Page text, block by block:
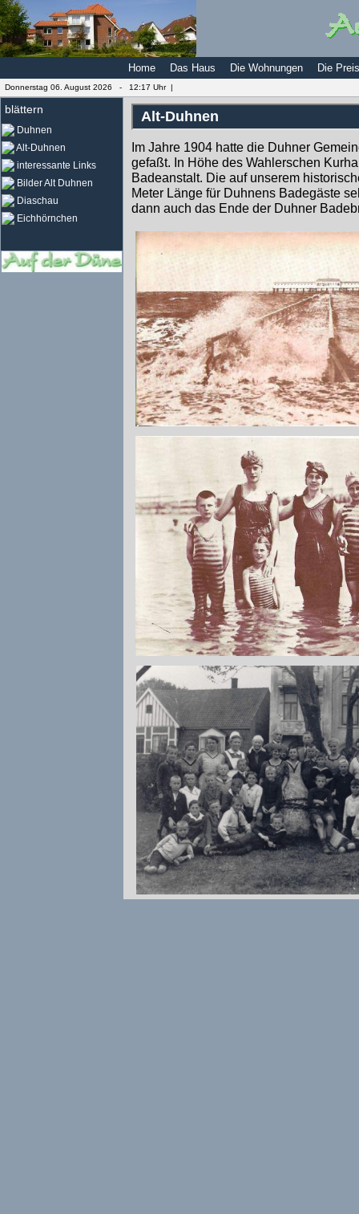
Home Das Haus Die Wohnungen Die
Donnerstag 06. August 2026 - 12:17 Uhr |
blättern
Duhnen
Alt-Duhnen
interessante Links
Bilder Alt Duhnen
Diaschau
Eichhörnchen
Alt-Duhnen
Im Jahre 1904 hatte die Duhner
gefaßt. In Höhe des Wahlerschen
Badeanstalt. Die auf unserem
Meter Länge für Duhnens Badegäste
dann auch das Ende der Duhner